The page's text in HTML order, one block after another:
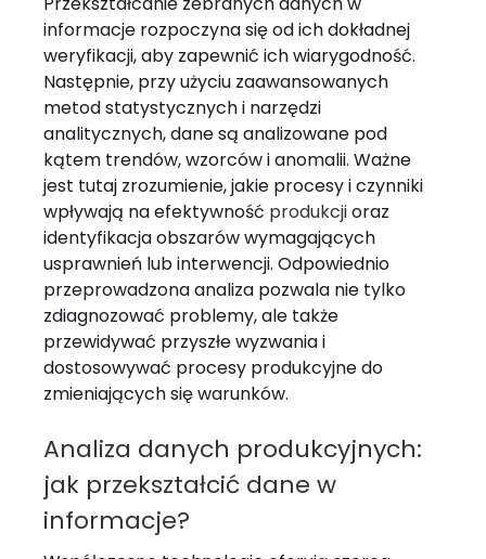
informacje rozpoczyna się od ich dokładnej
weryfikacji, aby zapewnić ich wiarygodność.
Następnie, przy użyciu zaawansowanych
metod statystycznych i narzędzi
analitycznych, dane są analizowane pod
kątem trendów, wzorców i anomalii. Ważne
jest tutaj zrozumienie, jakie procesy i czynniki
wpływają na efektywność produkcjioraz
identyfikacja obszarów wymagających
usprawnień lub interwencji. Odpowiednio
przeprowadzona analiza pozwala nie tylko
zdiagnozować problemy, ale także
przewidywać przyszłe wyzwania i
dostosowywać procesy produkcyjne do
zmieniających się warunków.
Analiza danych produkcyjnych:
jak przekształcić dane w
informacje?